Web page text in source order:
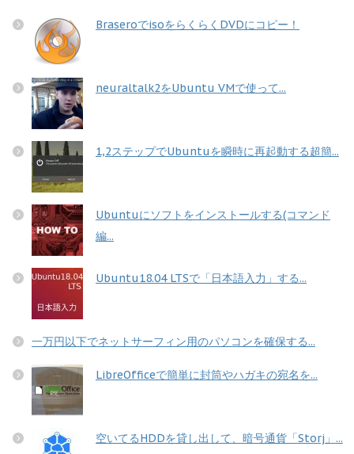
BraseroでisoをらくらくDVDにコピー！
neuraltalk2をUbuntu VMで使って...
1,2ステップでUbuntuを瞬時に再起動する超簡...
Ubuntuにソフトをインストールする(コマンド
編...
Ubuntu18.04 LTSで「日本語入力」する...
一万円以下でネットサーフィン用のパソコンを確保する...
LibreOfficeで簡単に封筒やハガキの宛名を...
空いてるHDDを貸し出して、暗号通貨「Storj」...